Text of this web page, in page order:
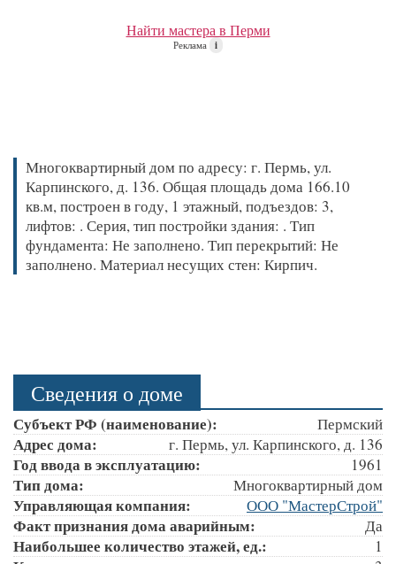
Найти мастера в Перми
Реклама i
Многоквартирный дом по адресу: г. Пермь, ул.
Карпинского, д. 136. Общая площадь дома 166.10
кв.м, построен в году, 1 этажный, подъездов: 3,
лифтов: . Серия, тип постройки здания: . Тип
фундамента: Не заполнено. Тип перекрытий: Не
заполнено. Материал несущих стен: Кирпич.
Сведения о доме
Субъект РФ (наименование): Пермский
Адрес дома: г. Пермь, ул. Карпинского, д. 136
Год ввода в эксплуатацию: 1961
Тип дома: Многоквартирный дом
Управляющая компания: ООО "МастерСтрой"
Факт признания дома аварийным: Да
Наибольшее количество этажей, ед.: 1